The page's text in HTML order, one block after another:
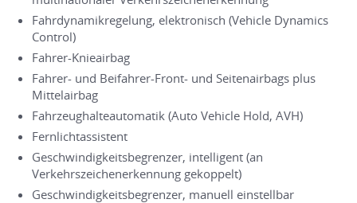
Fahrdynamikregelung, elektronisch (Vehicle Dynamics
Control)
Fahrer-Knieairbag
Fahrer- und Beifahrer-Front- und Seitenairbags plus
Mittelairbag
Fahrzeughalteautomatik (Auto Vehicle Hold, AVH)
Fernlichtassistent
Geschwindigkeitsbegrenzer, intelligent (an
Verkehrszeichenerkennung gekoppelt)
Geschwindigkeitsbegrenzer, manuell einstellbar